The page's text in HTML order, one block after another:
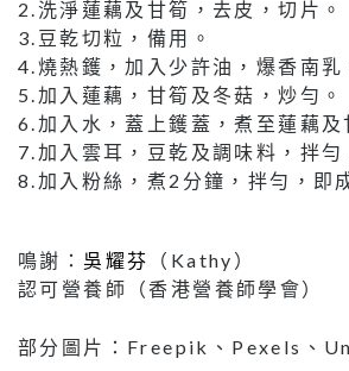
2.洗淨蓮藕及甘筍，去皮，切片。
3.豆乾切粒，備用。
4.燒熱鑊，加入少許油，爆香南乳
5.加入蓮藕，甘筍及冬菇，炒勻。
6.加入水，蓋上鑊蓋，煮至蓮藕及
7.加入雲耳，豆乾及調味料，拌勻
8.加入粉絲，煮2分鐘，拌勻，即
鳴謝： 吳耀芬
（Kathy）
認可營養師（香港營養師學會）
部分圖片：Freepik、Pexels、